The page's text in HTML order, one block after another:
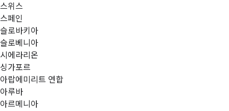
스위스
스페인
슬로바키아
슬로베니아
시에라리온
싱가포르
아랍에미리트 연합
아루바
아르메니아